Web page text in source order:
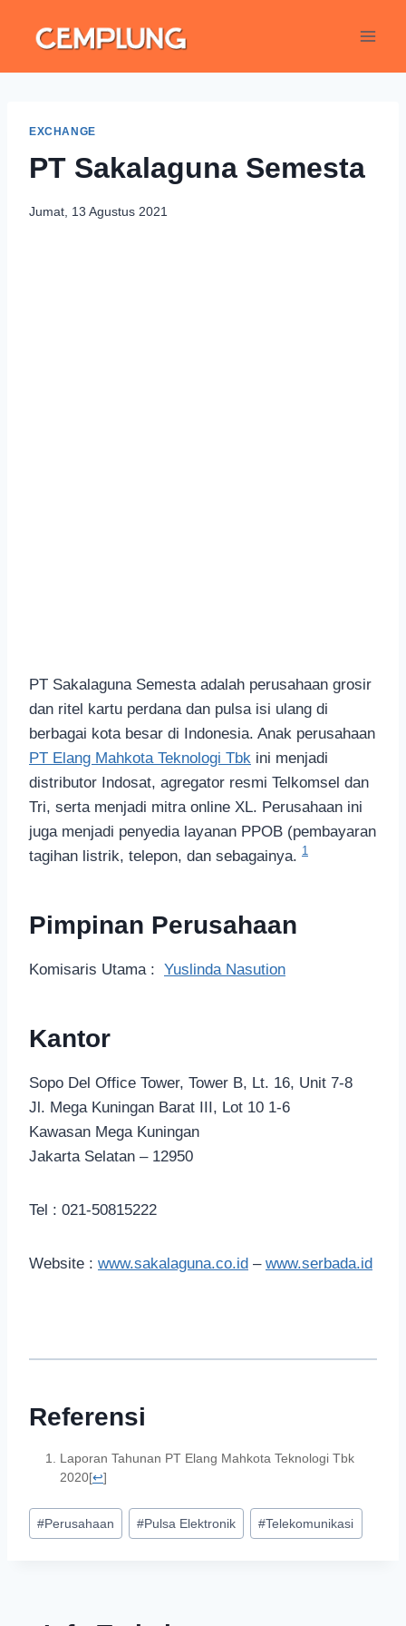
EXCHANGE
PT Sakalaguna Semesta
Jumat, 13 Agustus 2021
PT Sakalaguna Semesta adalah perusahaan grosir
dan ritel kartu perdana dan pulsa isi ulang di
berbagai kota besar di Indonesia. Anak perusahaan
PT Elang Mahkota Teknologi Tbk ini menjadi
distributor Indosat, agregator resmi Telkomsel dan
Tri, serta menjadi mitra online XL. Perusahaan ini
juga menjadi penyedia layanan PPOB (pembayaran
tagihan listrik, telepon, dan sebagainya. 1
Pimpinan Perusahaan
Komisaris Utama : Yuslinda Nasution
Kantor
Sopo Del Office Tower, Tower B, Lt. 16, Unit 7-8
Jl. Mega Kuningan Barat III, Lot 10 1-6
Kawasan Mega Kuningan
Jakarta Selatan – 12950
Tel : 021-50815222
Website : www.sakalaguna.co.id – www.serbada.id
Referensi
Laporan Tahunan PT Elang Mahkota Teknologi Tbk
2020[↩]
#Perusahaan #Pulsa Elektronik #Telekomunikasi